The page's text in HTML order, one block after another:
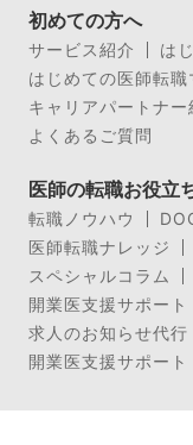
初めての方へ
サービス紹介
は
はじめての医師転職
キャリアパートナー
よくあるご質問
医師の転職お役立
転職ノウハウ
医師転職ナレッジ
スペシャルコラム
開業医支援サポート
求人のお知らせ代行
開業医支援サポー